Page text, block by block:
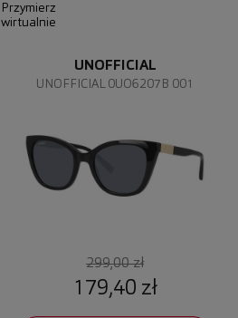
Przymierz
wirtualnie
UNOFFICIAL 0UO6207B 001
UNOFFICIAL
299,00 zł
179,40 zł